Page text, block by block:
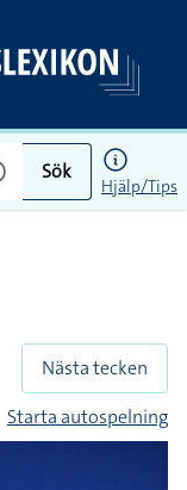
Sök
Hjälp/Tips
Nästa tecken
Starta autospelning